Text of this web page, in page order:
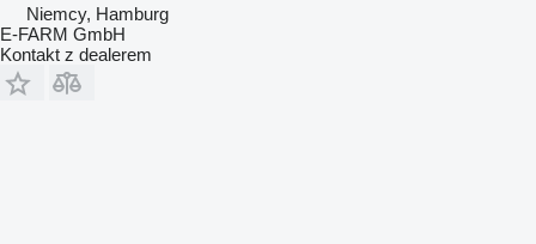
Niemcy, Hamburg
E-FARM GmbH
Kontakt z dealerem